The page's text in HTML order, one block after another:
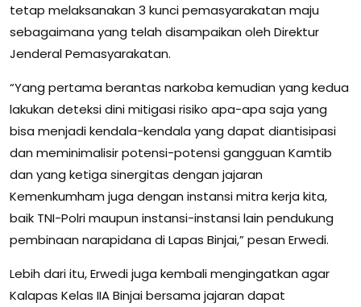
tetap melaksanakan 3 kunci pemasyarakatan maju
sebagaimana yang telah disampaikan oleh Direktur
Jenderal Pemasyarakatan.
“Yang pertama berantas narkoba kemudian yang kedua
lakukan deteksi dini mitigasi risiko apa-apa saja yang
bisa menjadi kendala-kendala yang dapat diantisipasi
dan meminimalisir potensi-potensi gangguan Kamtib
dan yang ketiga sinergitas dengan jajaran
Kemenkumham juga dengan instansi mitra kerja kita,
baik TNI-Polri maupun instansi-instansi lain pendukung
pembinaan narapidana di Lapas Binjai,” pesan Erwedi.
Lebih dari itu, Erwedi juga kembali mengingatkan agar
Kalapas Kelas IIA Binjai bersama jajaran dapat